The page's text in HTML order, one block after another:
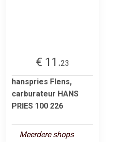
€ 11.23
hanspries Flens,
carburateur HANS
PRIES 100 226
Meerdere shops